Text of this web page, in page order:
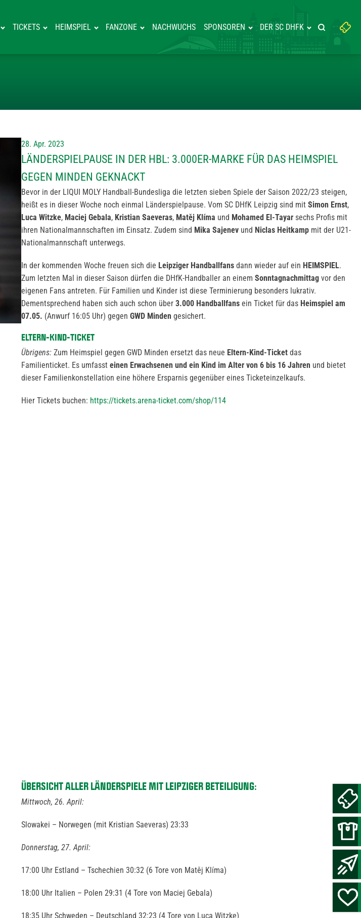
TICKETS HEIMSPIEL FANZONE NACHWUCHS SPONSOREN DER SC DHFK
Suchbegriff
eingeben:
Suche
28. Apr. 2023
LÄNDERSPIELPAUSE IN DER HBL: 3.000ER-MARKE FÜR DAS HEIMSPIEL
GEGEN MINDEN GEKNACKT
Bevor in der LIQUI MOLY Handball-Bundesliga die letzten sieben Spiele der Saison 2022/23 steigen,
heißt es in dieser Woche noch einmal Länderspielpause. Vom SC DHfK Leipzig sind mit Simon Ernst,
Luca Witzke, Maciej Gebala, Kristian Saeveras, Matěj Klíma und Mohamed El-Tayar sechs Profis mit
ihren Nationalmannschaften im Einsatz. Zudem sind Mika Sajenev und Niclas Heitkamp mit der U21-
Nationalmannschaft unterwegs.
In der kommenden Woche freuen sich die Leipziger Handballfans dann wieder auf ein HEIMSPIEL.
Zum letzten Mal in dieser Saison dürfen die DHfK-Handballer an einem Sonntagnachmittag vor den
eigenen Fans antreten. Für Familien und Kinder ist diese Terminierung besonders lukrativ.
Dementsprechend haben sich auch schon über 3.000 Handballfans ein Ticket für das Heimspiel am
07.05. (Anwurf 16:05 Uhr) gegen GWD Minden gesichert.
ELTERN-KIND-TICKET
Übrigens: Zum Heimspiel gegen GWD Minden ersetzt das neue Eltern-Kind-Ticket das
Familienticket. Es umfasst einen Erwachsenen und ein Kind im Alter von 6 bis 16 Jahren und bietet
dieser Familienkonstellation eine höhere Ersparnis gegenüber eines Ticketeinzelkaufs.
Hier Tickets buchen: https://tickets.arena-ticket.com/shop/114
ÜBERSICHT ALLER LÄNDERSPIELE MIT LEIPZIGER BETEILIGUNG:
Mittwoch, 26. April:
Slowakei – Norwegen (mit Kristian Saeveras) 23:33
Donnerstag, 27. April:
17:00 Uhr Estland – Tschechien 30:32 (6 Tore von Matěj Klíma)
18:00 Uhr Italien – Polen 29:31 (4 Tore von Maciej Gebala)
18:35 Uhr Schweden – Deutschland 32:23 (4 Tore von Luca Witzke)